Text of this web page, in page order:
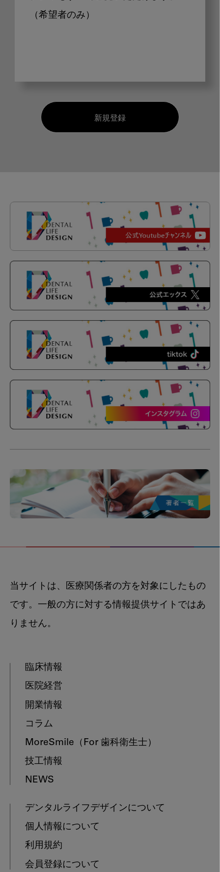
（希望者のみ）
新規登録
当サイトは、医療関係者の方を対象にしたもの
です。一般の方に対する情報提供サイトではあ
りません。
臨床情報
医院経営
開業情報
コラム
MoreSmile （For 歯科衛生士）
技工情報
NEWS
デンタルライフデザインについて
個人情報について
利用規約
会員登録について